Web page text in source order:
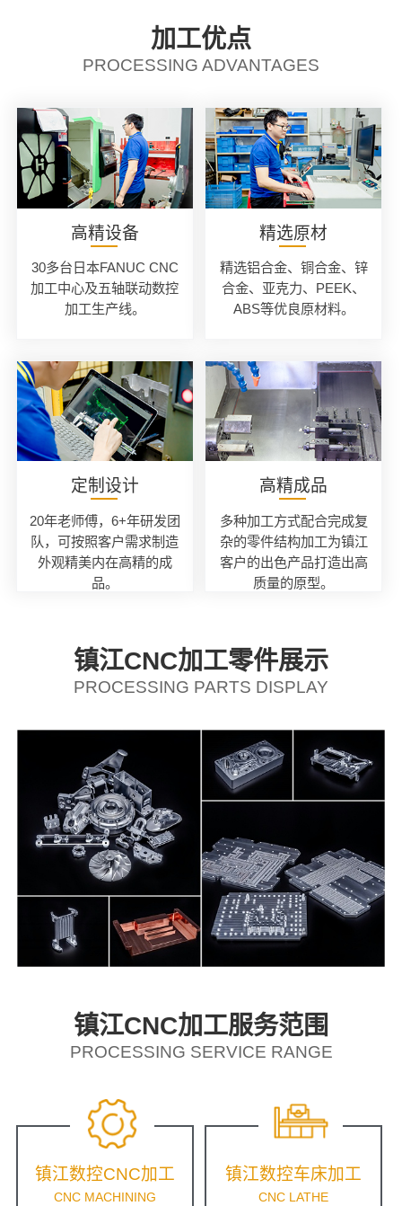
加工优点
PROCESSING ADVANTAGES
高精设备
30多台日本FANUC CNC
加工中心及五轴联动数控
加工生产线。
精选原材
精选铝合金、铜合金、锌
合金、亚克力、PEEK、
ABS等优良原材料。
定制设计
20年老师傅，6+年研发团
队，可按照客户需求制造
外观精美内在高精的成
品。
高精成品
多种加工方式配合完成复
杂的零件结构加工为镇江
客户的出色产品打造出高
质量的原型。
镇江CNC加工零件展示
PROCESSING PARTS DISPLAY
镇江CNC加工服务范围
PROCESSING SERVICE RANGE
镇江数控CNC加工
CNC MACHINING
镇江数控车床加工
CNC LATHE